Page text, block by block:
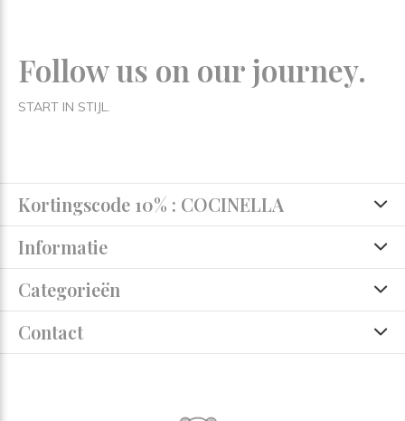
Follow us on our journey.
START IN STIJL.
Kortingscode 10% : COCINELLA
Informatie
Categorieën
Contact